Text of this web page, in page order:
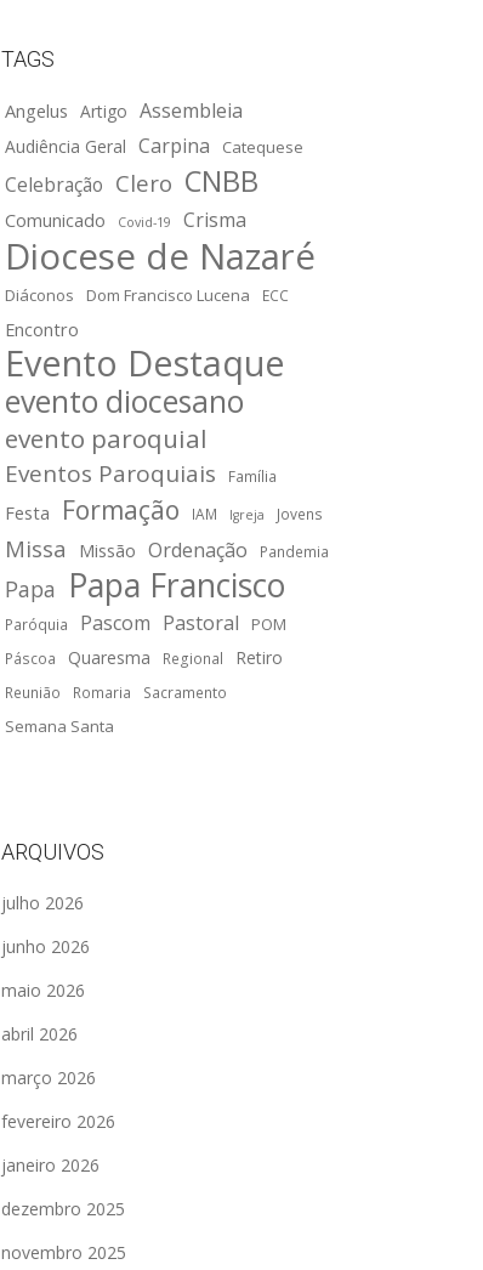
TAGS
Angelus Artigo Assembleia
Audiência Geral Carpina Catequese
Celebração Clero CNBB
Comunicado Covid-19 Crisma
Diocese de Nazaré
Diáconos Dom Francisco Lucena ECC
Encontro
Evento Destaque
evento diocesano
evento paroquial
Eventos Paroquiais Família
Festa Formação IAM Igreja Jovens
Missa Missão Ordenação Pandemia
Papa Papa Francisco
Paróquia Pascom Pastoral POM
Páscoa Quaresma Regional Retiro
Reunião Romaria Sacramento
Semana Santa
ARQUIVOS
julho 2026
junho 2026
maio 2026
abril 2026
março 2026
fevereiro 2026
janeiro 2026
dezembro 2025
novembro 2025